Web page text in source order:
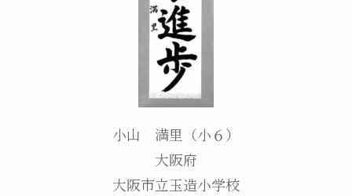
小山 満里（小６）
大阪府
大阪市立玉造小学校